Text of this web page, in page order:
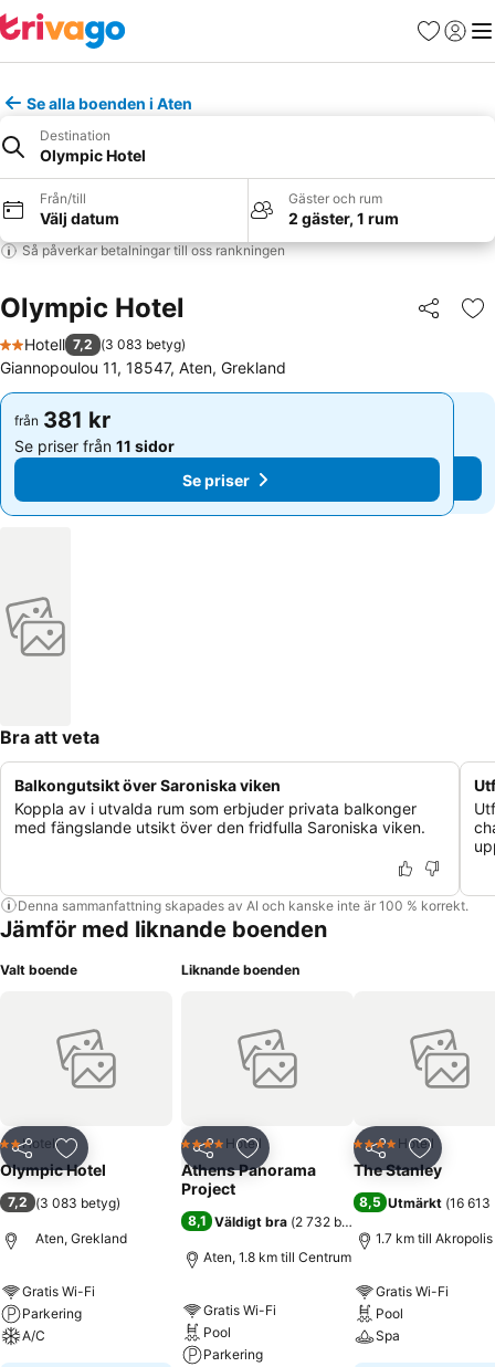
Favoriter
Logga
Se alla boenden i Aten
Destination
Olympic Hotel
Från/till
Välj datum
Gäster och rum
2 gäster, 1 rum
Så påverkar betalningar till oss rankningen
Olympic Hotel Dela
2 Stjärnor
Hotell 7,2 (3 083 betyg)
Giannopoulou 11, 18547, Aten, Grekland
från 381 kr
Se priser från 11 sidor
Se priser
från 381 kr
Se priser från 11 sidor
Se priser
Bra att veta
Balkongutsikt över Saroniska viken
Koppla av i utvalda rum som erbjuder privata balkonger
med fängslande utsikt över den fridfulla Saroniska viken.
Denna sammanfattning skapades av AI och kanske inte är 100 % korrekt.
Jämför med liknande boenden
Valt boende
Dela Lägg till i Mina Favoriter
2 Stjärnor
Hotell
Olympic Hotel
7,2 (3 083 betyg)
Aten, Grekland
Gratis Wi-Fi
Parkering
A/C
Liknande boenden
Dela Lägg till i Mina Favoriter
4 StjärnorHotell
Athens Panorama
Project
8,1 Väldigt bra (2 732 betyg
Aten, 1.8 km till Centrum
Gratis Wi-Fi
Pool
Parkering
Dela Lägg till
4 StjärnorHotell
The Stanley
8,5 Utmärkt (16
1.7 km till Akropolis
Gratis Wi-Fi
Pool
Spa